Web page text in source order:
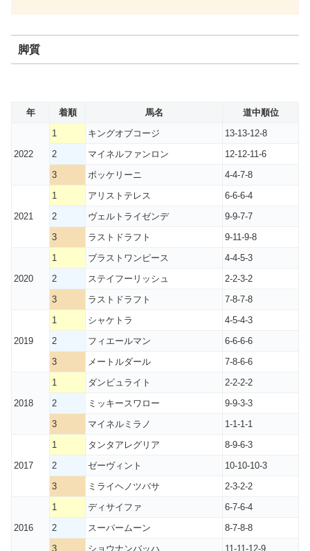
脚質
年 着順 馬名 道中順位
2022
1 キングオブコージ
13-13-12-8
2
マイネルファンロン
12-12-11-6
3
ボッケリーニ 4-4-7-8
2021
1 アリストテレス
6-6-6-4
2
ヴェルトライゼンデ
9-9-7-7
3
ラストドラフト 9-11-9-8
2020
1 ブラストワンピース
4-4-5-3
2
ステイフーリッシュ
2-2-3-2
3
ラストドラフト 7-8-7-8
2019
1 シャケトラ
4-5-4-3
2
フィエールマン
6-6-6-6
3
メートルダール 7-8-6-6
2018
1 ダンビュライト
2-2-2-2
2
ミッキースワロー
9-9-3-3
3
マイネルミラノ 1-1-1-1
2017
1 タンタアレグリア
8-9-6-3
2
ゼーヴィント
10-10-10-3
3
ミライヘノツバサ 2-3-2-2
2016
1 ディサイファ
6-7-6-4
2
スーパームーン
8-7-8-8
3
ショウナンバッハ 11-11-12-9